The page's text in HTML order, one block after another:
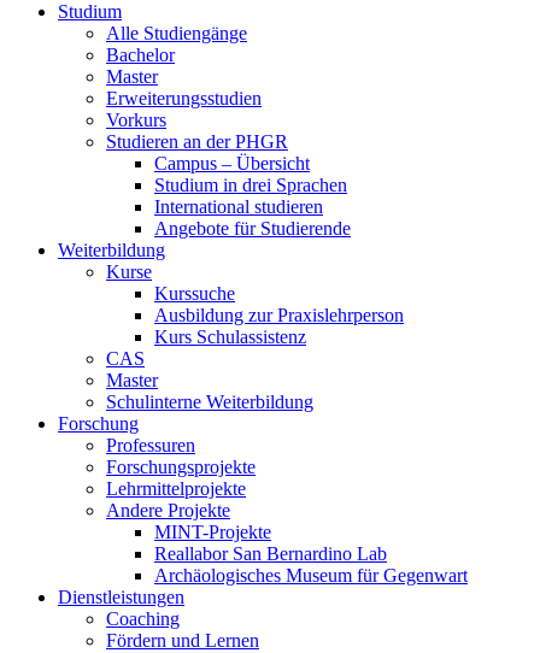
Studium
Alle Studiengänge
Bachelor
Master
Erweiterungsstudien
Vorkurs
Studieren an der PHGR
Campus – Übersicht
Studium in drei Sprachen
International studieren
Angebote für Studierende
Weiterbildung
Kurse
Kurssuche
Ausbildung zur Praxislehrperson
Kurs Schulassistenz
CAS
Master
Schulinterne Weiterbildung
Forschung
Professuren
Forschungsprojekte
Lehrmittelprojekte
Andere Projekte
MINT-Projekte
Reallabor San Bernardino Lab
Archäologisches Museum für Gegenwart
Dienstleistungen
Coaching
Fördern und Lernen